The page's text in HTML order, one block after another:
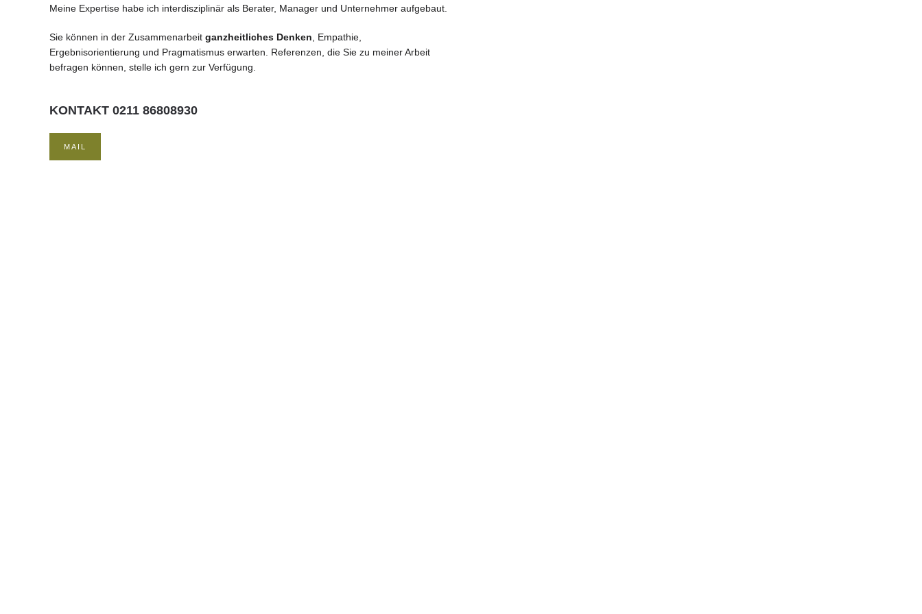
Meine Expertise habe ich interdisziplinär als Berater, Manager und Unternehmer aufgebaut.
Sie können in der Zusammenarbeit ganzheitliches Denken , Empathie,
Ergebnisorientierung und Pragmatismus erwarten. Referenzen, die Sie zu meiner Arbeit
befragen können, stelle ich gern zur Verfügung.
KONTAKT 0211 86808930
MAIL